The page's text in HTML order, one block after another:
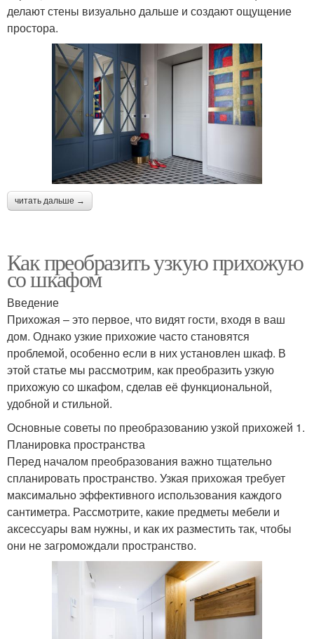
делают стены визуально дальше и создают ощущение
простора.
читать дальше →
Как преобразить узкую прихожую
со шкафом
Введение
Прихожая – это первое, что видят гости, входя в ваш
дом. Однако узкие прихожие часто становятся
проблемой, особенно если в них установлен шкаф. В
этой статье мы рассмотрим, как преобразить узкую
прихожую со шкафом, сделав её функциональной,
удобной и стильной.
Основные советы по преобразованию узкой прихожей 1.
Планировка пространства
Перед началом преобразования важно тщательно
спланировать пространство. Узкая прихожая требует
максимально эффективного использования каждого
сантиметра. Рассмотрите, какие предметы мебели и
аксессуары вам нужны, и как их разместить так, чтобы
они не загромождали пространство.